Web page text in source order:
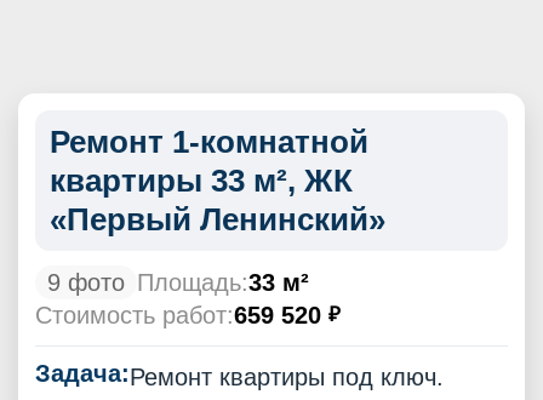
Ремонт 1-комнатной
квартиры 33 м², ЖК
«Первый Ленинский»
9 фото Площадь:33 м²
Стоимость работ:659 520 ₽
Задача:Ремонт квартиры под ключ.